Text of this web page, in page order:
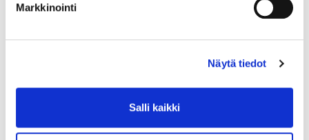
Markkinointi
Näytä tiedot
Salli kaikki